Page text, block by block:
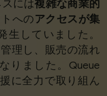
には複雑な商業的
へのアクセスが集
生していました。
理し、販売の流れ
りました。Queue
に全力で取り組ん